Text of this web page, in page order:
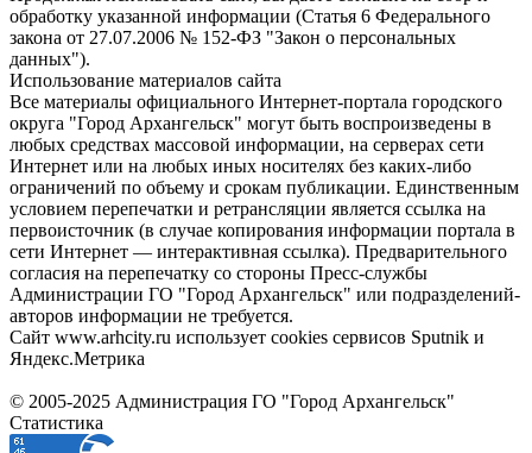
обработку указанной информации (Статья 6 Федерального
закона от 27.07.2006 № 152-ФЗ "Закон о персональных
данных").
Использование материалов сайта
Все материалы официального Интернет-портала городского
округа "Город Архангельск" могут быть воспроизведены в
любых средствах массовой информации, на серверах сети
Интернет или на любых иных носителях без каких-либо
ограничений по объему и срокам публикации. Единственным
условием перепечатки и ретрансляции является ссылка на
первоисточник (в случае копирования информации портала в
сети Интернет — интерактивная ссылка). Предварительного
согласия на перепечатку со стороны Пресс-службы
Администрации ГО "Город Архангельск" или подразделений-
авторов информации не требуется.
Сайт www.arhcity.ru использует cookies сервисов Sputnik и
Яндекс.Метрика
© 2005-2025 Администрация ГО "Город Архангельск"
Статистика